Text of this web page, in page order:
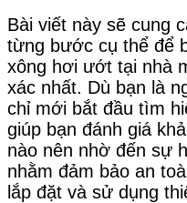
Bài viết này sẽ cung
từng bước cụ thể để
xông hơi ướt tại nhà
xác nhất. Dù bạn là
chỉ mới bắt đầu tìm
giúp bạn đánh giá
nào nên nhờ đến sự
nhằm đảm bảo an
lắp đặt và sử dụng